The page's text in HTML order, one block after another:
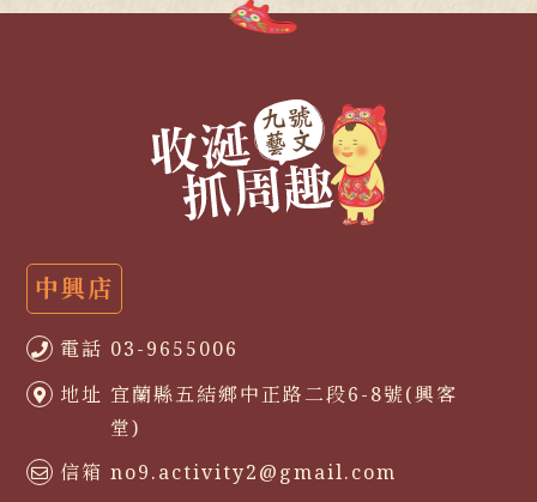
中興店
電話 03-9655006
地址 宜蘭縣五結鄉中正路二段6-8號(興客
堂)
信箱 no9.activity2@gmail.com